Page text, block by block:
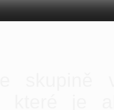
skupině
které je